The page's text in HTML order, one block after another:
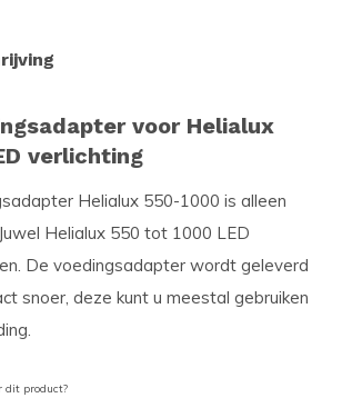
voor Helialux
verlichting
Helialux 550-1000 is alleen
Helialux 550 tot 1000 LED
De voedingsadapter wordt geleverd
snoer, deze kunt u meestal gebruiken